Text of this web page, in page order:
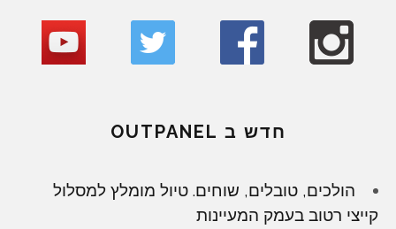
חדש ב OUTPANEL
הולכים, טובלים, שוחים. טיול מומלץ למסלול
קייצי רטוב בעמק המעיינות